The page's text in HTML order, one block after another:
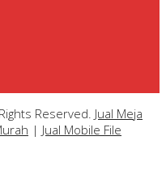
Reserved. Jual Meja
| Jual Mobile File